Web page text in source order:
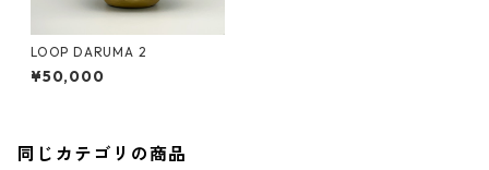
LOOP DARUMA 2
¥50,000
同じカテゴリの商品